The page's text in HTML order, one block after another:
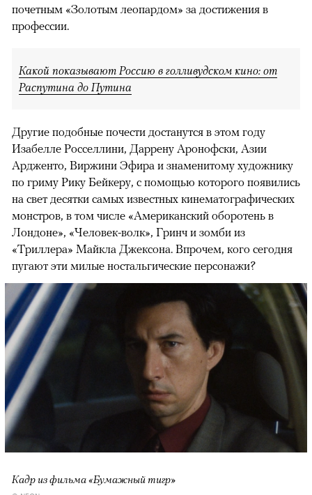
почетным «Золотым леопардом» за достижения в
профессии.
Какой показывают Россию в голливудском кино: от
Распутина до Путина
Другие подобные почести достанутся в этом году
Изабелле Росселлини, Даррену Аронофски, Азии
Ардженто, Виржини Эфира и знаменитому художнику
по гриму Рику Бейкеру, с помощью которого появились
на свет десятки самых известных кинематографических
монстров, в том числе «Американский оборотень в
Лондоне», «Человек-волк», Гринч и зомби из
«Триллера» Майкла Джексона. Впрочем, кого сегодня
пугают эти милые ностальгические персонажи?
Кадр из фильма «Бумажный тигр»